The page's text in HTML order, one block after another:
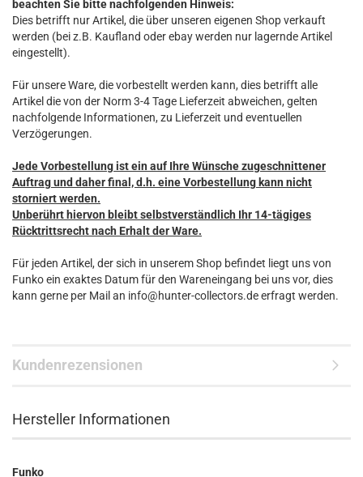
beachten Sie bitte nachfolgenden Hinweis:
Dies betrifft nur Artikel, die über unseren eigenen Shop verkauft
werden (bei z.B. Kaufland oder ebay werden nur lagernde Artikel
eingestellt).
Für unsere Ware, die vorbestellt werden kann, dies betrifft alle
Artikel die von der Norm 3-4 Tage Lieferzeit abweichen, gelten
nachfolgende Informationen, zu Lieferzeit und eventuellen
Verzögerungen.
Jede Vorbestellung ist ein auf Ihre Wünsche zugeschnittener
Auftrag und daher final, d.h. eine Vorbestellung kann nicht
storniert werden.
Unberührt hiervon bleibt selbstverständlich Ihr 14-tägiges
Rücktrittsrecht nach Erhalt der Ware.
Für jeden Artikel, der sich in unserem Shop befindet liegt uns von
Funko ein exaktes Datum für den Wareneingang bei uns vor, dies
kann gerne per Mail an info@hunter-collectors.de erfragt werden.
Kundenrezensionen
Hersteller Informationen
Funko